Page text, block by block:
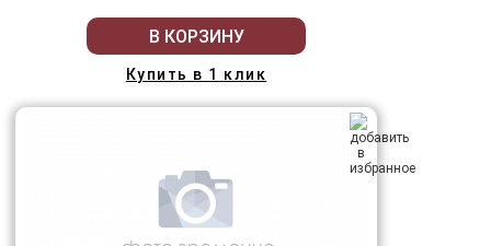
В КОРЗИНУ
Купить в 1 клик